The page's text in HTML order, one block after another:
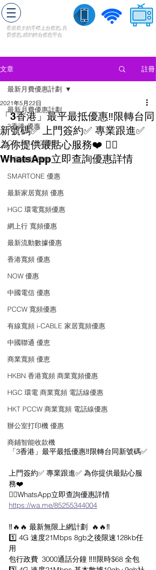
香港最大的手機上台優惠, 月
費優惠,續約轉台優惠平台
文章 註冊
最新月費優惠計劃
3香港 優惠
CSL和1010 優惠
中國移動 優惠
SMARTONE 優惠
最新家居寬頻 優惠
HGC 環電寬頻優惠
網上行 寬頻優惠
最新流動數據優惠
香港寬頻 優惠
NOW 優惠
中國電信 優惠
PCCW 寬頻優惠
有線寬頻 i-CABLE 家居寬頻優惠
中國聯通 優恵
商業寬頻 優恵
HKBN 香港寬頻 商業寬頻優惠
HGC 環電 商業寬頻 電話線優惠
HKT PCCW 商業寬頻 電話線優惠
辦公室打印機 優惠
商鋪智能收款機
最新月費優惠計劃
「3香港」最平最抵優惠‼️限轉台同
新號碼✅ 上門簽約✅ 專業跟進✅
為你提供最貼心服務❤️ 👉🏼
WhatsApp立即查詢優惠詳情
2021年5月22日
「3香港」最平最抵優惠‼️限轉台同新號碼✅
上門簽約✅ 專業跟進✅ 為你提供最貼心服
務❤️
👉🏼WhatsApp立即查詢優惠詳情
https://wa.me/85255344004
‼️🔥🔥 最新無限上網計劃  🔥🔥‼️
1️⃣ 4G 速度21Mbps 8gb之後限速128kb任
用
包行政費  3000通話分鐘 ‼️‼️限時$68 全包